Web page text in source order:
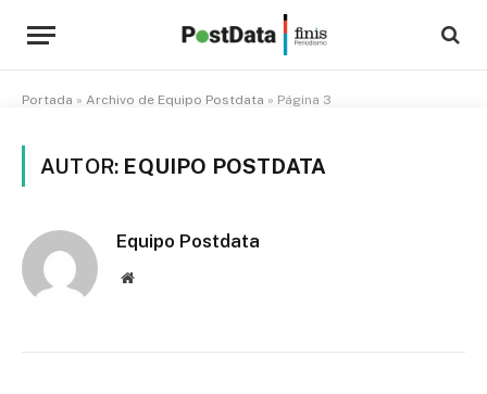
Portada » Archivo de Equipo Postdata » Página 3
AUTOR: EQUIPO POSTDATA
Equipo Postdata
Website